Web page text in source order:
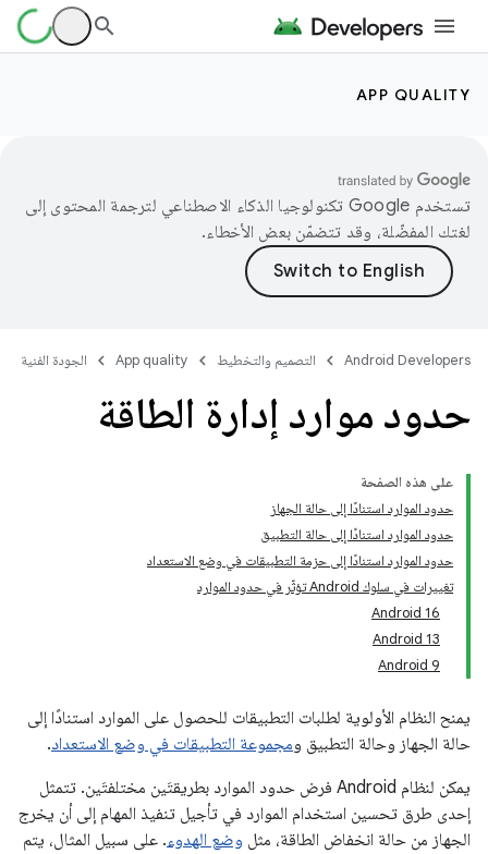
APP QUALITY
تستخدم Google تكنولوجيا الذكاء الاصطناعي لترجمة المحتوى إلى
لغتك المفضّلة، وقد تتضمّن بعض الأخطاء.
Android Developers التصميم والتخطيط App quality الجودة الفنية
حدود موارد إدارة الطاقة
على هذه الصفحة
حدود الموارد استنادًا إلى حالة الجهاز
حدود الموارد استنادًا إلى حالة التطبيق
حدود الموارد استنادًا إلى حزمة التطبيقات في وضع الاستعداد
تغييرات في سلوك Android تؤثّر في حدود الموارد
Android 16
Android 13
Android 9
يمنح النظام الأولوية لطلبات التطبيقات للحصول على الموارد استنادًا إلى
حالة الجهاز وحالة التطبيق ومجموعة التطبيقات في وضع الاستعداد.
يمكن لنظام Android فرض حدود الموارد بطريقتَين مختلفتَين. تتمثل
إحدى طرق تحسين استخدام الموارد في تأجيل تنفيذ المهام إلى أن يخرج
الجهاز من حالة انخفاض الطاقة، مثل وضع الهدوء. على سبيل المثال، يتم